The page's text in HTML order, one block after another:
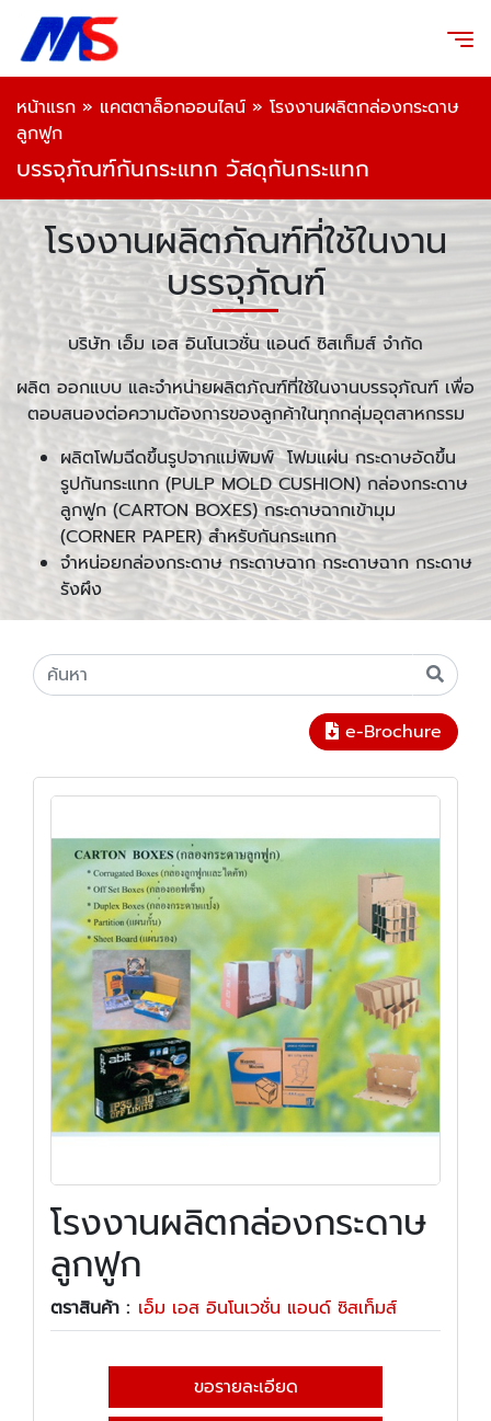
หน้าแรก » แคตตาล็อกออนไลน์ » โรงงานผลิตกล่องกระดาษ
ลูกฟูก
บรรจุภัณฑ์กันกระแทก วัสดุกันกระแทก
โรงงานผลิตภัณฑ์ที่ใช้ในงาน
บรรจุภัณฑ์
บริษัท เอ็ม เอส อินโนเวชั่น แอนด์ ซิสเท็มส์ จำกัด
ผลิต ออกแบบ และจำหน่ายผลิตภัณฑ์ที่ใช้ในงานบรรจุภัณฑ์ เพื่อ
ตอบสนองต่อความต้องการของลูกค้าในทุกกลุ่มอุตสาหกรรม
ผลิตโฟมฉีดขึ้นรูปจากแม่พิมพ์ โฟมแผ่น กระดาษอัดขึ้น
รูปกันกระแทก (PULP MOLD CUSHION) กล่องกระดาษ
ลูกฟูก (CARTON BOXES) กระดาษฉากเข้ามุม
(CORNER PAPER) สำหรับกันกระแทก
จำหน่อยกล่องกระดาษ กระดาษฉาก กระดาษฉาก กระดาษ
รังผึง
e-Brochure
โรงงานผลิตกล่องกระดาษ
ลูกฟูก
ตราสินค้า : เอ็ม เอส อินโนเวชั่น แอนด์ ซิสเท็มส์
ขอรายละเอียด